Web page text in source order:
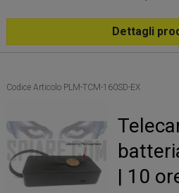
Dettagli
Codice Articolo PLM-TCM-160SD-EX
| 10